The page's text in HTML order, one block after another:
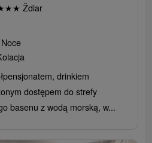
★★ Ždiar
drinkiem
dostępem do strefy
basenu z wodą morską, w...